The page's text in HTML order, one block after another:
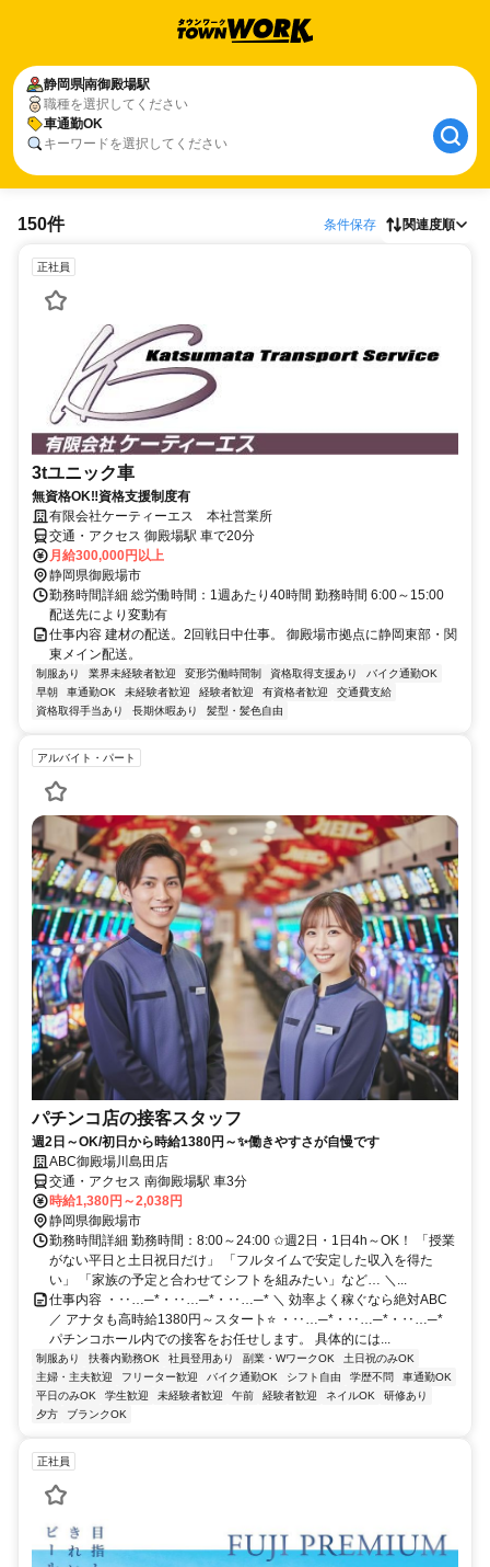
静岡県南御殿場駅
職種を選択してください
車通勤OK
キーワードを選択してください
150件 条件保存 関連度順
正社員
3tユニック車
無資格OK‼資格支援制度有
有限会社ケーティーエス 本社営業所
交通・アクセス 御殿場駅 車で20分
月給300,000円以上
静岡県御殿場市
勤務時間詳細 総労働時間：1週あたり40時間 勤務時間 6:00～15:00
配送先により変動有
仕事内容 建材の配送。2回戦日中仕事。 御殿場市拠点に静岡東部・関
東メイン配送。
制服あり 業界未経験者歓迎 変形労働時間制 資格取得支援あり
バイク通勤OK
早朝
車通勤OK 未経験者歓迎 経験者歓迎 有資格者歓迎
交通費支給
資格取得手当あり
長期休暇あり 髪型・髪色自由
アルバイト・パート
パチンコ店の接客スタッフ
週2日～OK/初日から時給1380円～✨働きやすさが自慢です
ABC御殿場川島田店
交通・アクセス 南御殿場駅 車3分
時給1,380円～2,038円
静岡県御殿場市
勤務時間詳細 勤務時間：8:00～24:00 ✩週2日・1日4h～OK！ 「授業
がない平日と土日祝日だけ」 「フルタイムで安定した収入を得た
い」 「家族の予定と合わせてシフトを組みたい」など… ＼...
仕事内容 ・‥…─*・‥…─*・‥…─* ＼ 効率よく稼ぐなら絶対ABC
／ アナタも高時給1380円～スタート⭐ ・‥…─*・‥…─*・‥…─*
パチンコホール内での接客をお任せします。 具体的には...
制服あり 扶養内勤務OK 社員登用あり 副業・WワークOK
土日祝のみOK
主婦・主夫歓迎
フリーター歓迎 バイク通勤OK シフト自由 学歴不問
車通勤OK
平日のみOK
学生歓迎 未経験者歓迎 午前 経験者歓迎 ネイルOK
研修あり
夕方
ブランクOK
正社員